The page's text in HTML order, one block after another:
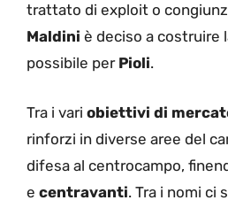
trattato di exploit o
Maldini è deciso a costruire
possibile perPioli.
Tra i vari obiettivi di
rinforzi in diverse aree del
difesa al centrocampo,
e centravanti. Tra i nomi ci